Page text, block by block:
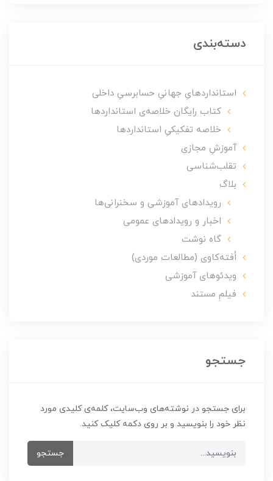
دسته‌بندی
استانداردهایِ جهانیِ حسابرسیِ داخلی
کتاب رایگان خلاصه‌ی استانداردها
خلاصه تفکیکیِ استانداردها
آموزشِ مجازی
تقلب‌شناسی
بلاگ
رویدادهای آموزشی و سخنرانی‌ها
اخبار و رویدادهای عمومی
گاه نوشت
اُفته‌کاوی (مطالعات موردی)
ویدئوهای آموزشی
فیلمِ مستند
جستجو
برای جستجو در نوشته‌های وب‌سایت، کلمه‌ی کلیدی مورد
نظر خود را بنویسید و بر روی دکمه کلیک کنید.
جستجو